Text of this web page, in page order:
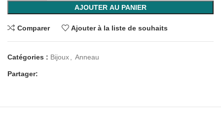
AJOUTER AU PANIER
Comparer Ajouter à la liste de souhaits
Catégories : Bijoux, Anneau
Partager: